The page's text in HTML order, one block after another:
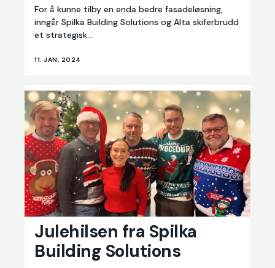
strategisk
samarbeid
For å kunne tilby en enda bedre fasadeløsning,
inngår Spilka Building Solutions og Alta skiferbrudd
et strategisk...
11. JAN. 2024
fra
Spilka
Building
Julehilsen fra Spilka
Building Solutions